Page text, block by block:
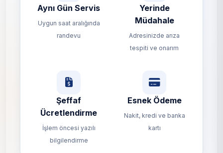
Aynı Gün Servis
Uygun saat aralığında
randevu
Yerinde
Müdahale
Adresinizde arıza
tespiti ve onarım
Şeffaf
Ücretlendirme
İşlem öncesi yazılı
bilgilendirme
Esnek Ödeme
Nakit, kredi ve banka
kartı